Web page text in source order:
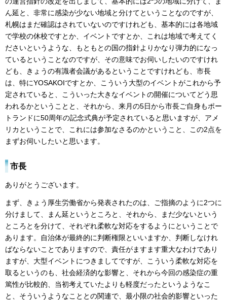
ん延と、非常に感染が少ない地域と分けてということなのですが、
札幌はまだ確認はされていないのですけれども、基本的には各地域
で学校の休校ですとか、イベントですとか、これは地域で考えてく
ださいというような、もともとの国の指針よりかなり弾力的になっ
ているということなのですが、その意味でお伺いしたいのですけれ
ども、きょうの有識者会議があるということですけれども、市長
は、特にYOSAKOIですとか、こういう大型のイベントがこれから予
定されていると、こういった大きなイベントの開催についてどう思
われるかということと、それから、来月の5日から市長ご自身もポー
トランドに50周年の記念式典が予定されていると思いますが、アメ
リカということで、これには参加なさるのかということ、この2点を
まずお伺いしたいと思います。
市長
ありがとうございます。
まず、きょう厚生労働省から発表されたのは、ご指摘のように2つに
分けまして、まん延というところと、それから、まだ少ないという
ところとを分けて、それぞれ柔軟な対応をするようにということで
あります。自治体が最終的に判断権限といいますか、判断しなけれ
ばならないことでありますので、責任がますます重大なわけであり
ますが、大型イベントにつきましてですが、こういう柔軟な対応を
取るというのも、社会経済的な影響と、それから今回の感染症の重
篤性が比較的、当初考えていたよりも軽度だったというようなこ
と、そういうようなこととの関連で、最小限の社会的影響といった